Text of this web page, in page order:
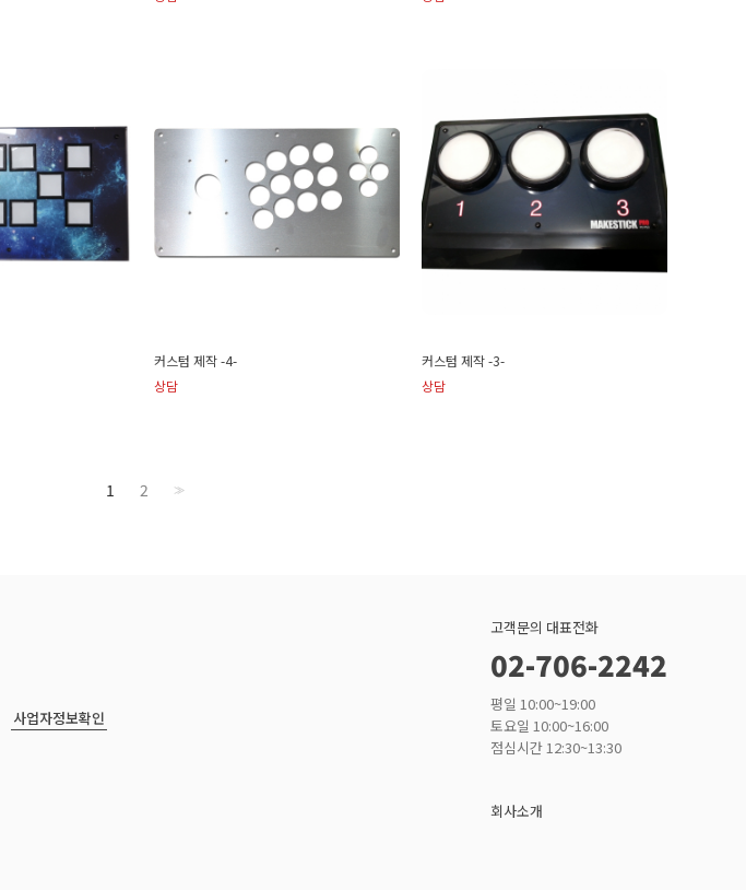
커스텀 제작 -4-
상담
커스텀 제작 -3-
상담
1 2 >>
사업자정보확인
고객문의 대표전화
02-706-2242
평일 10:00~19:00
토요일 10:00~16:00
점심시간 12:30~13:30
회사소개